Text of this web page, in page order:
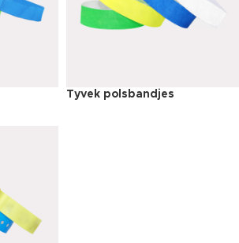
Tyvek polsbandjes